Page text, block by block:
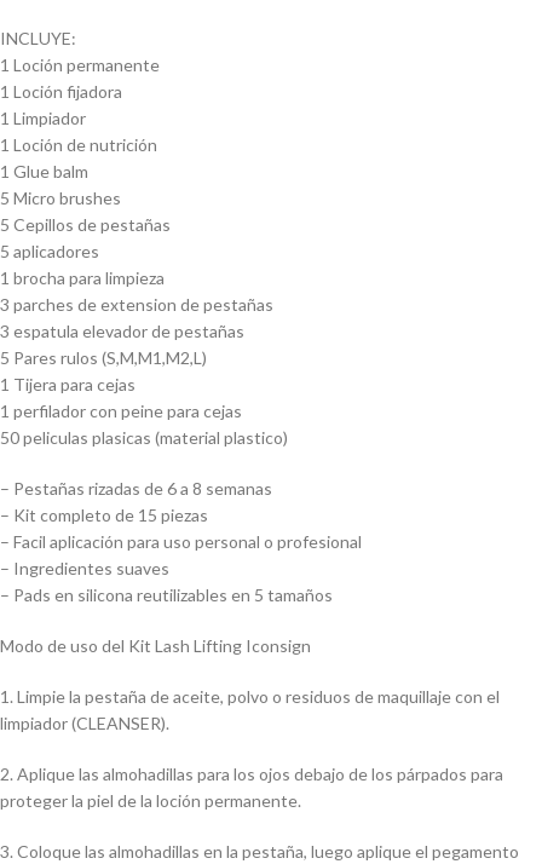
INCLUYE:
1 Loción permanente
1 Loción fijadora
1 Limpiador
1 Loción de nutrición
1 Glue balm
5 Micro brushes
5 Cepillos de pestañas
5 aplicadores
1 brocha para limpieza
3 parches de extension de pestañas
3 espatula elevador de pestañas
5 Pares rulos (S,M,M1,M2,L)
1 Tijera para cejas
1 perfilador con peine para cejas
50 peliculas plasicas (material plastico)
– Pestañas rizadas de 6 a 8 semanas
– Kit completo de 15 piezas
– Facil aplicación para uso personal o profesional
– Ingredientes suaves
– Pads en silicona reutilizables en 5 tamaños
Modo de uso del Kit Lash Lifting Iconsign
1. Limpie la pestaña de aceite, polvo o residuos de maquillaje con el
limpiador (CLEANSER).
2. Aplique las almohadillas para los ojos debajo de los párpados para
proteger la piel de la loción permanente.
3. Coloque las almohadillas en la pestaña, luego aplique el pegamento